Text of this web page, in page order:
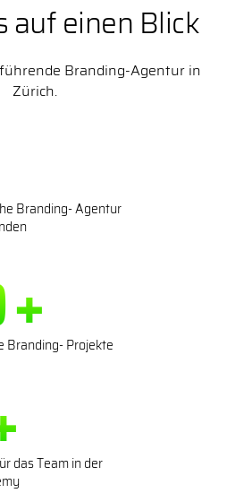
auf einen Blick
Branding-Agentur in
Zürich.
Branding- Agentur
+
Branding- Projekte
das Team in der